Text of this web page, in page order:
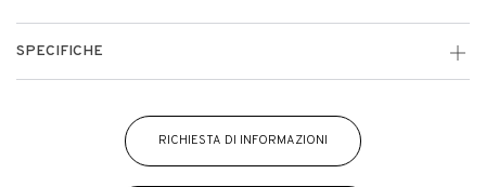
SPECIFICHE
RICHIESTA DI INFORMAZIONI